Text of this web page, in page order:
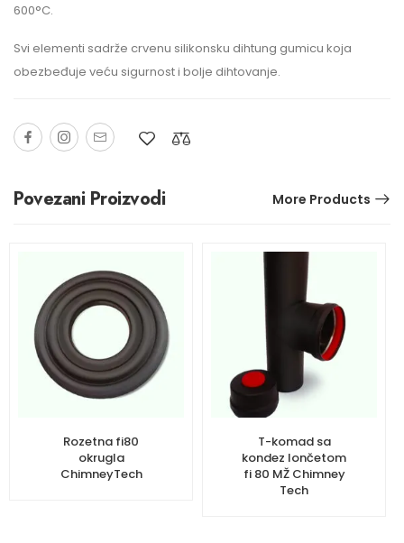
600°C.
Svi elementi sadrže crvenu silikonsku dihtung gumicu koja
obezbeđuje veću sigurnost i bolje dihtovanje.
Povezani Proizvodi More Products
Rozetna fi80
okrugla
ChimneyTech
T-komad sa
kondez lončetom
fi 80 MŽ Chimney
Tech